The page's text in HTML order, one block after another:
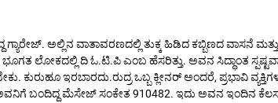
ಅಲ್ಲಿನ ವಾತಾವರಣದಲ್ಲಿ ತುಕ್ಕ ಹಿಡಿದ ಕಬ್ಬಿಣದ ವಾಸನೆ
ಲೋಕದಲ್ಲಿ ದಿ ಓ.ಟಿ.ಪಿ ಎಂಬ ಹೆಸರಿತ್ತು. ಅವನ ಸಿದ್ಧಾಂತ
ಕುರುಹೂ ಇರಬಾರದು.ರುದ್ರ ಒಬ್ಬ ಕ್ಲೀನರ್ ಅಂದರೆ, ಪ್ರಭಾವಿ
ಬಂದಿದ್ದ ಮೆಸೇಜ್ ಸಂಕೇತ 910482. ಇದು ಅವನ ಇಂದಿನ